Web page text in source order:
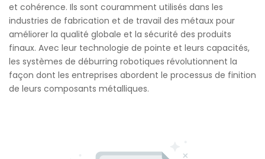
et cohérence. Ils sont couramment utilisés dans les
industries de fabrication et de travail des métaux pour
améliorer la qualité globale et la sécurité des produits
finaux. Avec leur technologie de pointe et leurs capacités,
les systèmes de déburring robotiques révolutionnent la
façon dont les entreprises abordent le processus de finition
de leurs composants métalliques.